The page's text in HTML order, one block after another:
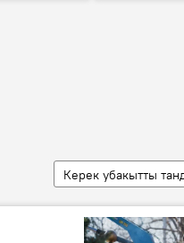
Керек убакытты